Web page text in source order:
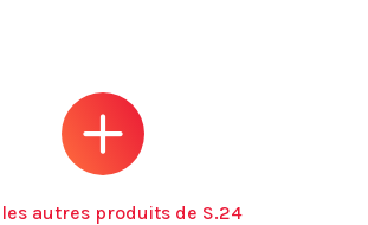
les autres produits de S.24